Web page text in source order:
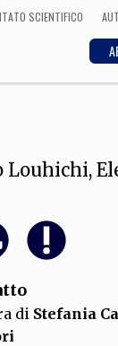
SCIENTIFICO
Louhichi,
di Stefania